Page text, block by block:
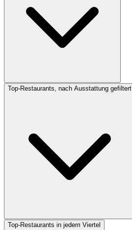
Top-Restaurants, nach Ausstattung gefiltert
Top-Restaurants in jedem Viertel